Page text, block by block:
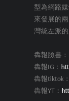
型為網路
來發展的
灣統左派的
犇報臉書：
犇報IG：
犇報tiktok：
犇報YT：